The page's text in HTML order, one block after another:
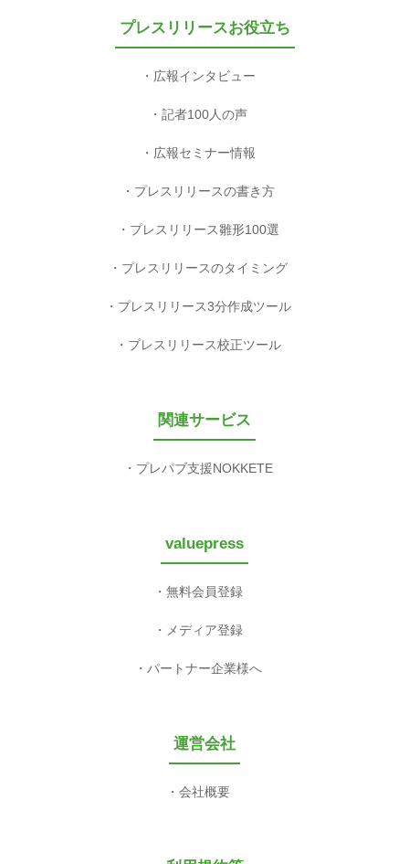
プレスリリースお役立ち
広報インタビュー
記者100人の声
広報セミナー情報
プレスリリースの書き方
プレスリリース雛形100選
プレスリリースのタイミング
プレスリリース3分作成ツール
プレスリリース校正ツール
関連サービス
プレパブ支援NOKKETE
valuepress
無料会員登録
メディア登録
パートナー企業様へ
運営会社
会社概要